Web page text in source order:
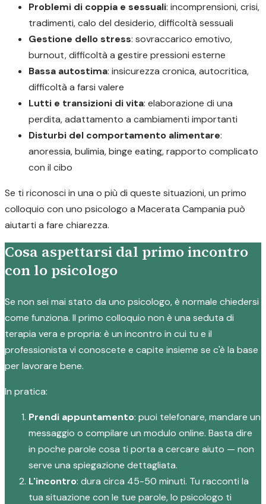
Problemi di coppia e sessuali: incomprensioni, crisi,
tradimenti, calo del desiderio, difficoltà sessuali
Gestione dello stress: sovraccarico emotivo,
burnout, difficoltà a gestire pressioni esterne
Bassa autostima: insicurezza cronica, autocritica,
difficoltà a farsi valere
Lutti e transizioni di vita: elaborazione di una
perdita, adattamento a cambiamenti importanti
Disturbi del comportamento alimentare:
anoressia, bulimia, binge eating, rapporto complicato
con il cibo
Se ti riconosci in una o più di queste situazioni, un primo
colloquio con uno psicologo a Macerata Campania può
aiutarti a fare chiarezza.
Cosa aspettarsi dal primo incontro
con lo psicologo
Se non sei mai stato da uno psicologo, è normale chiedersi
come funziona. Il primo colloquio non è una seduta di
terapia vera e propria: è un incontro in cui tu e il
professionista vi conoscete e capite insieme se c'è la base
per lavorare bene.
In pratica:
Prendi appuntamento: puoi telefonare, mandare un
messaggio o compilare un modulo online. Basta dire
in poche parole cosa ti porta a cercare aiuto — non
serve una spiegazione dettagliata.
L'incontro: dura circa 45-50 minuti. Tu racconti la
tua situazione con le tue parole, lo psicologo ti